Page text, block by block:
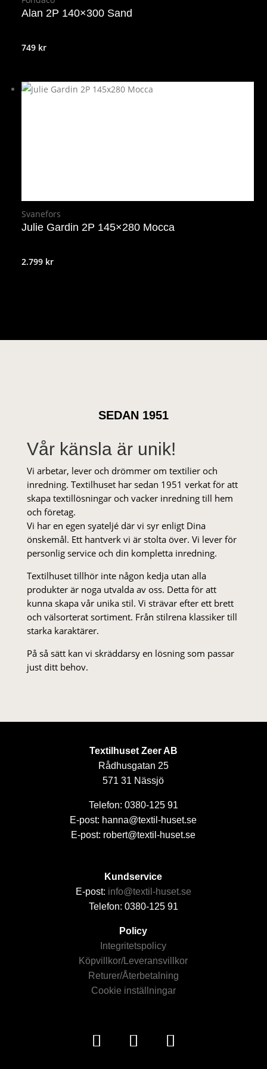
Alan 2P 140×300 Sand
749 kr
Svanefors
Julie Gardin 2P 145×280 Mocca
2.799 kr
SEDAN 1951
Vår känsla är unik!
Vi arbetar, lever och drömmer om textilier och
inredning. Textilhuset har sedan 1951 verkat för att
skapa textillösningar och vacker inredning till hem
och företag.
Vi har en egen syateljé där vi syr enligt Dina
önskemål. Ett hantverk vi är stolta över. Vi lever för
personlig service och din kompletta inredning.
Textilhuset tillhör inte någon kedja utan alla
produkter är noga utvalda av oss. Detta för att
kunna skapa vår unika stil. Vi strä­var efter ett brett
och välsorterat sor­ti­ment. Från stil­rena klas­siker till
starka karaktärer.
På så sätt kan vi skräddarsy en lösning som passar
just ditt behov.
Textilhuset Zeer AB
Rådhusgatan 25
571 31 Nässjö
Telefon: 0380-125 91
E-post: hanna@textil-huset.se
E-post: robert@textil-huset.se
Kundservice
E-post: info@textil-huset.se
Telefon: 0380-125 91
Policy
Integritetspolicy
Köpvillkor/Leveransvillkor
Returer/Återbetalning
Cookie inställningar